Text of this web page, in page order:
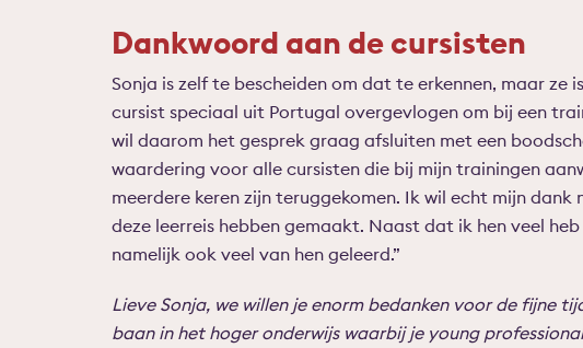
Dankwoord aan de cursisten
Sonja is zelf te bescheiden om dat te erkennen, maar ze
cursist speciaal uit Portugal overgevlogen om bij een
wil daarom het gesprek graag afsluiten met een
waardering voor alle cursisten die bij mijn trainingen
meerdere keren zijn teruggekomen. Ik wil echt mijn
deze leerreis hebben gemaakt. Naast dat ik hen veel
namelijk ook veel van hen geleerd.”
Lieve Sonja, we willen je enorm bedanken voor de fijne
baan in het hoger onderwijs waarbij je young